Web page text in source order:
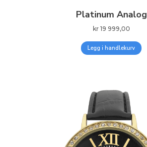
Platinum Analog
kr19 999,00
Legg i handlekurv